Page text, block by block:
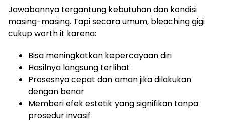
Jawabannya tergantung kebutuhan dan kondisi
masing-masing. Tapi secara umum, bleaching gigi
cukup worth it karena:
Bisa meningkatkan kepercayaan diri
Hasilnya langsung terlihat
Prosesnya cepat dan aman jika dilakukan
dengan benar
Memberi efek estetik yang signifikan tanpa
prosedur invasif